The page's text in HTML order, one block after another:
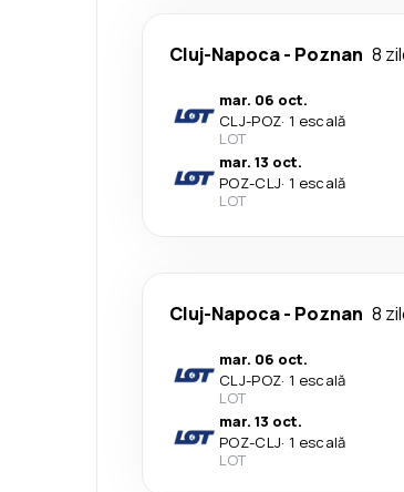
Cluj-Napoca- Poznan 8
mar. 06 oct.
CLJ-POZ· 1 escală
LOT
mar. 13 oct.
POZ-CLJ· 1 escală
LOT
Cluj-Napoca- Poznan 8
mar. 06 oct.
CLJ-POZ· 1 escală
LOT
mar. 13 oct.
POZ-CLJ· 1 escală
LOT